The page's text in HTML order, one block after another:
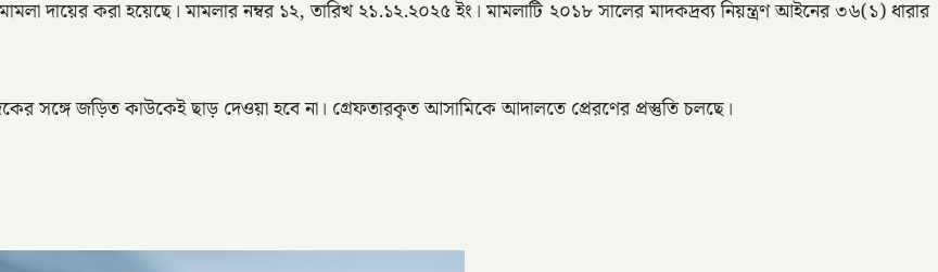
দায়ের করা হয়েছে। মামলার নম্বর ১২, তারিখ ২১.১২.২০২৫ ইং। মামলাটি ২০১৮ সালের মাদকদ্রব্য নিয়ন্ত্রণ আইনের ৩৬(১) ধারার
সঙ্গে জড়িত কাউকেই ছাড় দেওয়া হবে না। গ্রেফতারকৃত আসামিকে আদালতে প্রেরণের প্রস্তুতি চলছে।